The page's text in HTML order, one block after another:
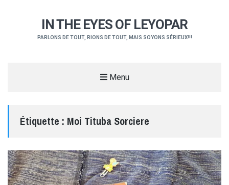
IN THE EYES OF LEYOPAR
PARLONS DE TOUT, RIONS DE TOUT, MAIS SOYONS SÉRIEUX!!!
Menu
Étiquette : Moi Tituba Sorciere